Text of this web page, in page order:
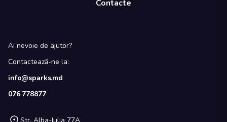
Contacte
Ai nevoie de ajutor?
Contactează-ne la:
info@sparks.md
076 778877